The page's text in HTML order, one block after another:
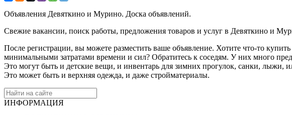
Объявления Девяткино и Мурино. Доска объявлений.
Свежие вакансии, поиск работы, предложения товаров и услуг в Девяткино и
После регистрации, вы можете разместить ваше объявление. Хотите что-то
минимальными затратами времени и сил? Обратитесь к соседям. У них много
Это могут быть и детские вещи, и инвентарь для зимних прогулок, санки, лыжи,
Это может быть и верхняя одежда, и даже стройматериалы.
ИНФОРМАЦИЯ